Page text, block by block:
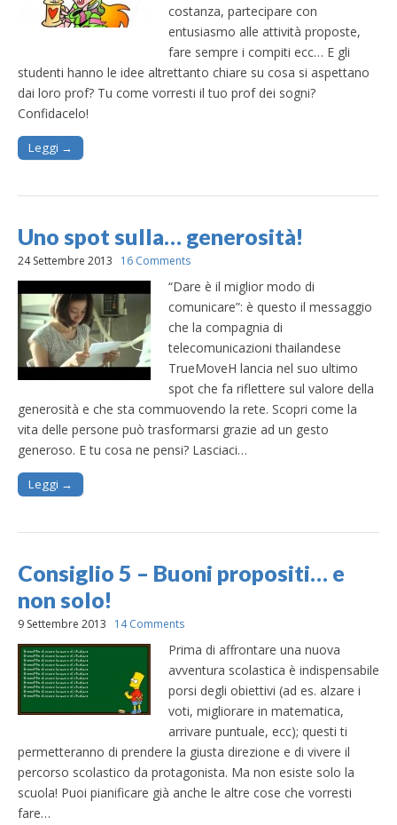
costanza, partecipare con
entusiasmo alle attività proposte,
fare sempre i compiti ecc… E gli
studenti hanno le idee altrettanto chiare su cosa si aspettano
dai loro prof? Tu come vorresti il tuo prof dei sogni?
Confidacelo!
Leggi →
Uno spot sulla… generosità!
24 Settembre 2013 16 Comments
“Dare è il miglior modo di
comunicare”: è questo il messaggio
che la compagnia di
telecomunicazioni thailandese
TrueMoveH lancia nel suo ultimo
spot che fa riflettere sul valore della
generosità e che sta commuovendo la rete. Scopri come la
vita delle persone può trasformarsi grazie ad un gesto
generoso. E tu cosa ne pensi? Lasciaci…
Leggi →
Consiglio 5 – Buoni propositi… e
non solo!
9 Settembre 2013 14 Comments
Prima di affrontare una nuova
avventura scolastica è indispensabile
porsi degli obiettivi (ad es. alzare i
voti, migliorare in matematica,
arrivare puntuale, ecc); questi ti
permetteranno di prendere la giusta direzione e di vivere il
percorso scolastico da protagonista. Ma non esiste solo la
scuola! Puoi pianificare già anche le altre cose che vorresti
fare…